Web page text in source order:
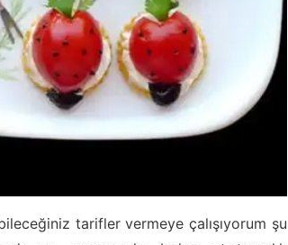
tarifler vermeye çalışıyorum şu